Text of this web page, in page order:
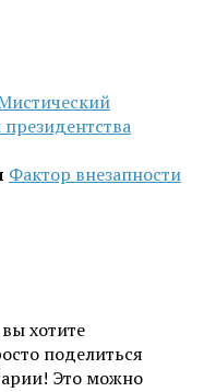
Фактор внезапности
хотите
поделиться
Это можно